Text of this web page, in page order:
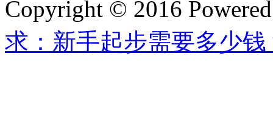
Copyright © 2016
求：新手起步需要多少钱